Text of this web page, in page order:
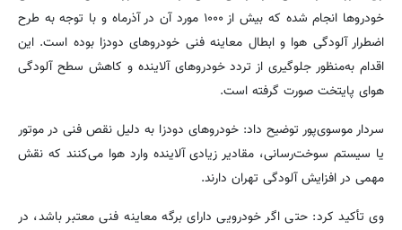
خودروها انجام شده که بیش از ۱۰۰۰ مورد آن در آذرماه و با توجه به طرح
اضطرار آلودگی هوا و ابطال معاینه فنی خودروهای دودزا بوده است. این
اقدام به‌منظور جلوگیری از تردد خودروهای آلاینده و کاهش سطح آلودگی
هوای پایتخت صورت گرفته است.
سردار موسوی‌پور توضیح داد: خودروهای دودزا به دلیل نقص فنی در موتور
یا سیستم سوخت‌رسانی، مقادیر زیادی آلاینده وارد هوا می‌کنند که نقش
مهمی در افزایش آلودگی تهران دارند.
وی تأکید کرد: حتی اگر خودرویی دارای برگه معاینه فنی معتبر باشد، در